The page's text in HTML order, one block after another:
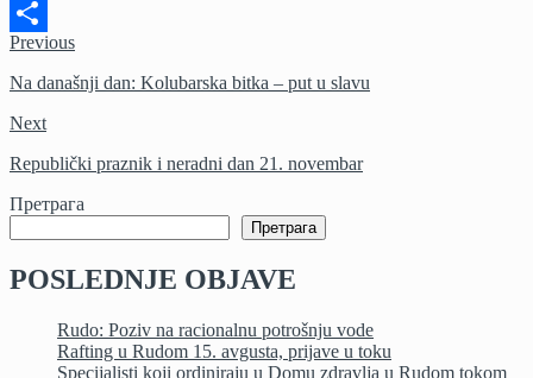
Email
Share
Previous
Na današnji dan: Kolubarska bitka – put u slavu
Next
Republički praznik i neradni dan 21. novembar
Претрага
Претрага
POSLEDNJE OBJAVE
Rudo: Poziv na racionalnu potrošnju vode
Rafting u Rudom 15. avgusta, prijave u toku
Specijalisti koji ordiniraju u Domu zdravlja u Rudom tokom